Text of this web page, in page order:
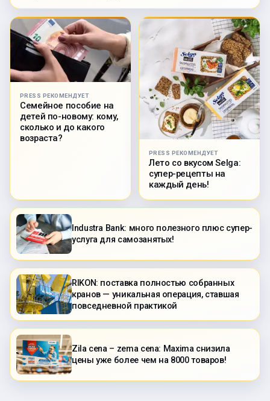
PRESS РЕКОМЕНДУЕТ
Семейное пособие на
детей по-новому: кому,
сколько и до какого
возраста?
PRESS РЕКОМЕНДУЕТ
Лето со вкусом Selga:
супер-рецепты на
каждый день!
Industra Bank: много полезного плюс супер-
услуга для самозанятых!
RIKON: поставка полностью собранных
кранов — уникальная операция, ставшая
повседневной практикой
Zila cena – zema cena: Maxima снизила
цены уже более чем на 8000 товаров!